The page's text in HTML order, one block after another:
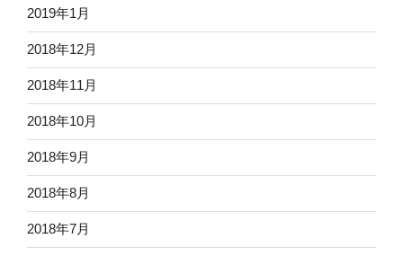
2019年1月
2018年12月
2018年11月
2018年10月
2018年9月
2018年8月
2018年7月